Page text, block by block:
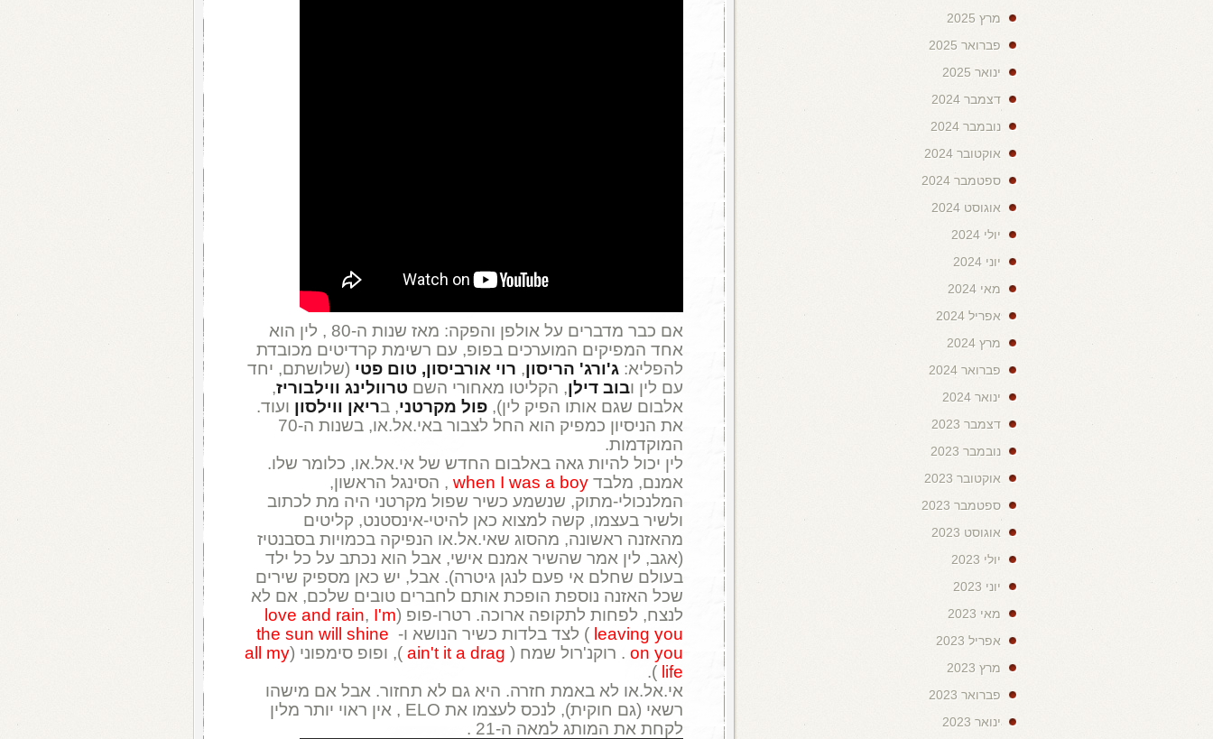
אם כבר מדברים על אולפן והפקה: מאז שנות ה-80 , לין הוא
אחד המפיקים המוערכים בפופ, עם רשימת קרדיטים מכובדת
להפליא: ג'ורג' הריסון, רוי אורביסון, טום פטי (שלושתם, יחד
עם לין ובוב דילן, הקליטו מאחורי השם טרוולינג ווילבוריז,
אלבום שגם אותו הפיק לין), פול מקרטני, בריאן ווילסון ועוד.
את הניסיון כמפיק הוא החל לצבור באי.אל.או, בשנות ה-70
המוקדמות.
לין יכול להיות גאה באלבום החדש של אי.אל.או, כלומר שלו.
אמנם, מלבד when I was a boy , הסינגל הראשון,
המלנכולי-מתוק, שנשמע כשיר שפול מקרטני היה מת לכתוב
ולשיר בעצמו, קשה למצוא כאן להיטי-אינסטנט, קליטים
מהאזנה ראשונה, מהסוג שאי.אל.או הנפיקה בכמויות בסבנטיז
(אגב, לין אמר שהשיר אמנם אישי, אבל הוא נכתב על כל ילד
בעולם שחלם אי פעם לנגן גיטרה). אבל, יש כאן מספיק שירים
שכל האזנה נוספת הופכת אותם לחברים טובים שלכם, אם לא
לנצח, לפחות לתקופה ארוכה. רטרו-פופ (
love and rain, I'm
leaving you ) לצד בלדות כשיר הנושא ו- the sun will shine
on you . רוקנ'רול שמח ( ain't it a drag ), ופופ סימפוני (all my
life
).
אי.אל.או לא באמת חזרה. היא גם לא תחזור. אבל אם מישהו
רשאי (גם חוקית), לנכס לעצמו את ELO , אין ראוי יותר מלין
לקחת את המותג למאה ה-21 .
מרץ 2025
פברואר 2025
ינואר 2025
דצמבר 2024
נובמבר 2024
אוקטובר 2024
ספטמבר 2024
אוגוסט 2024
יולי 2024
יוני 2024
מאי 2024
אפריל 2024
מרץ 2024
פברואר 2024
ינואר 2024
דצמבר 2023
נובמבר 2023
אוקטובר 2023
ספטמבר 2023
אוגוסט 2023
יולי 2023
יוני 2023
מאי 2023
אפריל 2023
מרץ 2023
פברואר 2023
ינואר 2023